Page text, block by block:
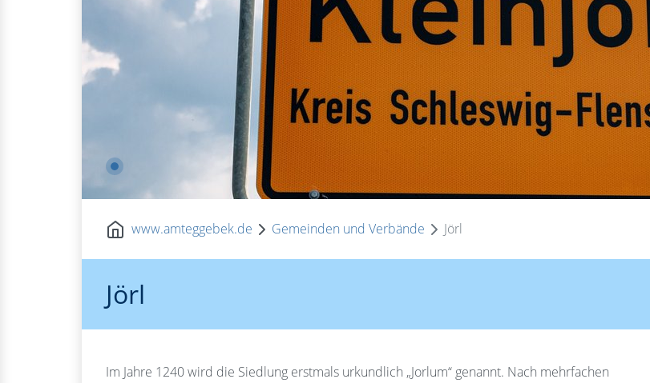
www.amteggebek.de Gemeinden und Verbände Jörl
Jörl
Im Jahre 1240 wird die Siedlung erstmals urkundlich „Jorlum“ genannt. Nach mehrfachen